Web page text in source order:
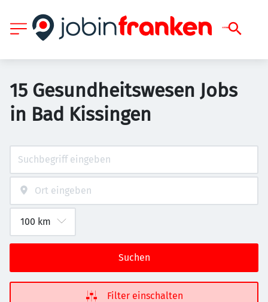
15 Gesundheitswesen Jobs
in Bad Kissingen
Suchen
Filter einschalten